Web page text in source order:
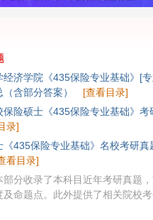
经济学院《435保险专业基础》[
含部分答案）
[查看目录]
保险硕士《435保险专业基础》考
录]
《435保险专业基础》名校考研
看目录]
部分收录了本科目近年考研真题
及命题点。此外提供了相关院校